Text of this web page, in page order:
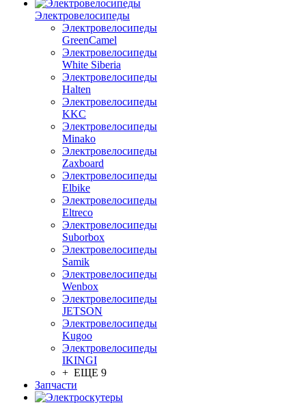
Электровелосипеды
Электровелосипеды
GreenCamel
Электровелосипеды
White Siberia
Электровелосипеды
Halten
Электровелосипеды
KKC
Электровелосипеды
Minako
Электровелосипеды
Zaxboard
Электровелосипеды
Elbike
Электровелосипеды
Eltreco
Электровелосипеды
Suborbox
Электровелосипеды
Samik
Электровелосипеды
Wenbox
Электровелосипеды
JETSON
Электровелосипеды
Kugoo
Электровелосипеды
IKINGI
+ ЕЩЕ 9
Запчасти